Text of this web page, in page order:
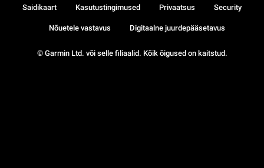
© Garmin Ltd. või selle filiaalid. Kõik õigused on kaitstud.
Saidikaart Kasutustingimused Privaatsus Security
Nõuetele vastavus Digitaalne juurdepääsetavus